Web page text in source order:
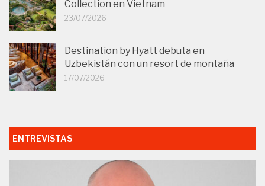
Collection en Vietnam
23/07/2026
Destination by Hyatt debuta en
Uzbekistán con un resort de montaña
17/07/2026
ENTREVISTAS